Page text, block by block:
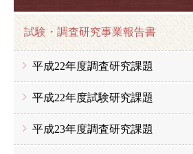
試験・調査研究事業報告書
平成22年度調査研究課題
平成22年度試験研究課題
平成23年度調査研究課題